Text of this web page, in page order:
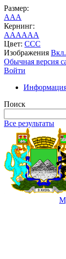
Размер:
AAA
Кернинг:
AAAAAA
Цвет: CCC
Изображения Вкл.
Обычная версия
Войти
Поиск
Все результаты